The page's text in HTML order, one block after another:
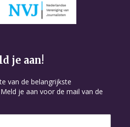
je aan!
van de belangrijkste
je aan voor de mail van de